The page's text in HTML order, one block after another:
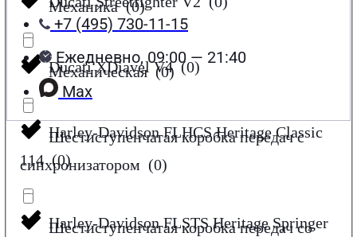
Ducati XDiavel V4 (0)
Harley-Davidson FLHCS Heritage Classic
114 (0)
Harley-Davidson FLSTS Heritage Springer
Механика (0)
Механическая (0)
Шестиступенчатая коробка передач с
синхронизатором (0)
Шестиступенчатая коробка передач со
+7 (495) 730-11-15
Ежедневно, 09:00 — 21:40
Max